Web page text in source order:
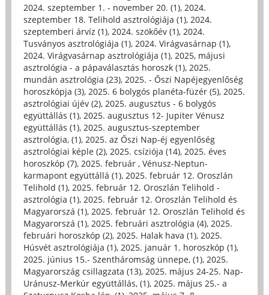
2024. szeptember 1. - november 20. (1), 2024.
szeptember 18. Telihold asztrológiája (1), 2024.
szeptemberi árvíz (1), 2024. szökőév (1), 2024.
Tusványos asztrológiája (1), 2024. Virágvasárnap (1),
2024. Virágvasárnap asztrológiája (1), 2025, májusi
asztrológia - a pápaválasztás horoszk (1), 2025.
mundán asztrológia (23), 2025. - Őszi Napéjegyenlőség
horoszkópja (3), 2025. 6 bolygós planéta-füzér (5), 2025.
asztrológiai újév (2), 2025. augusztus - 6 bolygós
együttállás (1), 2025. augusztus 12- Jupiter Vénusz
együttállás (1), 2025. augusztus-szeptember
asztrológia, (1), 2025. az Őszi Nap-éj egyenlőség
asztrológiai képle (2), 2025. csíziója (14), 2025. éves
horoszkóp (7), 2025. február , Vénusz-Neptun-
karmapont együttállá (1), 2025. február 12. Oroszlán
Telihold (1), 2025. február 12. Oroszlán Telihold -
asztrológia (1), 2025. február 12. Oroszlán Telihold és
Magyarorszá (1), 2025. február 12. Oroszlán Telihold és
Magyarorszá (1), 2025. februári asztrológia (4), 2025.
februári horoszkóp (2), 2025. Halak hava (1), 2025.
Húsvét asztrológiája (1), 2025. január 1. horoszkóp (1),
2025. június 15.- Szentháromság ünnepe, (1), 2025.
Magyarország csillagzata (13), 2025. május 24-25. Nap-
Uránusz-Merkúr együttállás, (1), 2025. május 25.- a